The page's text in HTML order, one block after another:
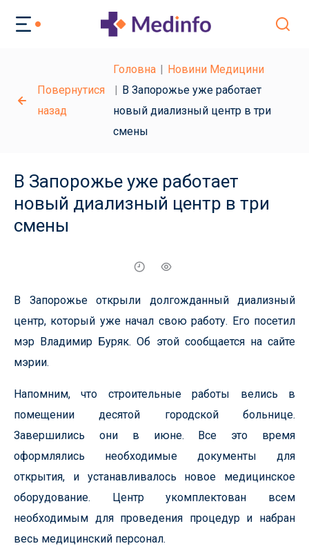
Повернутися
назад
Головна
Новини Медицини
В Запорожье уже работает
новый диализный центр в три
смены
В Запорожье уже работает
новый диализный центр в три
смены
В Запорожье открыли долгожданный диализный
центр, который уже начал свою работу. Его посетил
мэр Владимир Буряк. Об этой сообщается на сайте
мэрии.
Напомним, что строительные работы велись в
помещении десятой городской больнице.
Завершились они в июне. Все это время
оформлялись необходимые документы для
открытия, и устанавливалось новое медицинское
оборудование. Центр укомплектован всем
необходимым для проведения процедур и набран
весь медицинский персонал.